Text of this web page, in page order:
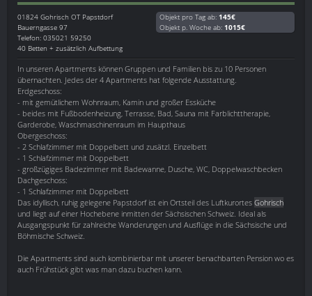
01824 Gohrisch OT Papstdorf
Bauerngasse 97
Telefon: 035021 59250
40 Betten + zusätzlich Aufbettung
Objekt pro Tag ab: 145€
Objekt p. Woche ab: 1015€
In unseren Apartments können Gruppen und Familien bis zu 10 Personen
übernachten. Jedes der 4 Apartments hat folgende Ausstattung.
Erdgeschoss:
- mit gemütlichem Wohnraum, Kamin und großer Essküche
- beides mit Fußbodenheizung, Terrasse, Bad, Sauna mit Farblichttherapie,
Garderobe, Waschmaschinenraum im Haupthaus
Obergeschoss:
- 2 Schlafzimmer mit Doppelbett und zusätzl. Einzelbett
- 1 Schlafzimmer mit Doppelbett
- großzügiges Badezimmer mit Badewanne, Dusche, WC, Doppelwaschbecken
Dachgeschoss:
- 1 Schlafzimmer mit Doppelbett
Das idyllisch, ruhig gelegene Papstdorf ist ein Ortsteil des Luftkurortes Gohrisch
und liegt auf einer Hochebene inmitten der Sächsischen Schweiz. Ideal als
Ausgangspunkt für zahlreiche Wanderungen und Ausflüge in die Sächsische und
Böhmische Schweiz.
Die Apartments sind auch kombinierbar mit unserer benachbarten Pension wo es
auch Frühstück gibt was man dazu buchen kann.